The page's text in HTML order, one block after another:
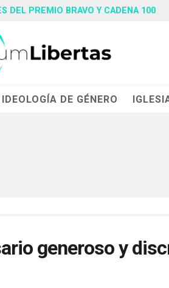
DEL PREMIO BRAVO Y CADENA 100
IDEOLOGÍA DE GÉNERO
generoso y